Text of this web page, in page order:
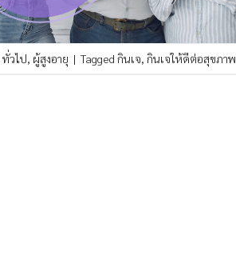
ทั่วไป, ผู้สูงอายุ | Tagged กินเจ, กินเจให้ดีต่อสุขภาพ